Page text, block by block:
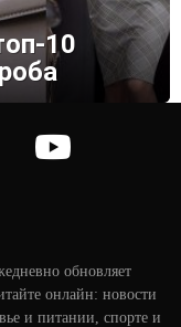
10
youtube
обновляет
онлайн: новости
и питании, спорте и